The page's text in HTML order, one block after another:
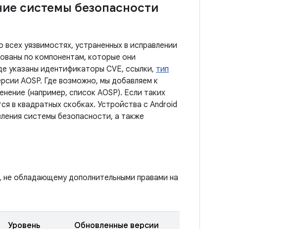
системы безопасности
уязвимостях, устраненных в исправлении
по компонентам, которые они
указаны идентификаторы CVE, ссылки, тип
AOSP. Где возможно, мы добавляем к
(например, список AOSP). Если таких
в квадратных скобках. Устройства с Android
системы безопасности, а также
не обладающему дополнительными правами на
Уровень
Обновленные версии